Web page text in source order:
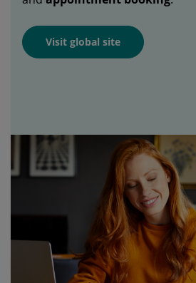
Visit global site